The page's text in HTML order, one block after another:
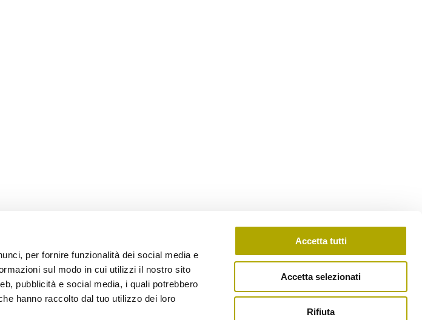
per fornire funzionalità dei social media e
sul modo in cui utilizzi il nostro sito
pubblicità e social media, i quali potrebbero
hanno raccolto dal tuo utilizzo dei loro
Accetta tutti
Accetta selezionati
Rifiuta